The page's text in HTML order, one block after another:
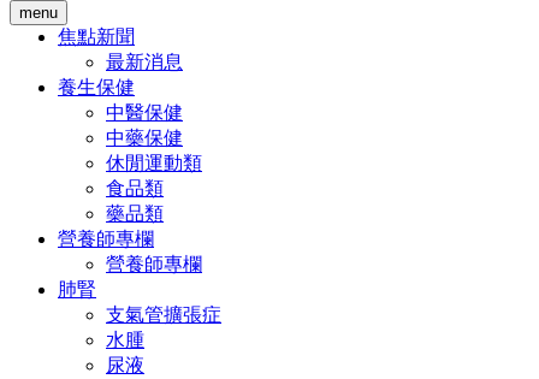
menu
焦點新聞
最新消息
養生保健
中醫保健
中藥保健
休閒運動類
食品類
藥品類
營養師專欄
營養師專欄
肺腎
支氣管擴張症
水腫
尿液